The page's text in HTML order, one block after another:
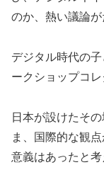
のか、熱い議論が
デジタル時代の
ークショップコレ
日本が設けたそ
ま、国際的な観
意義はあったと考